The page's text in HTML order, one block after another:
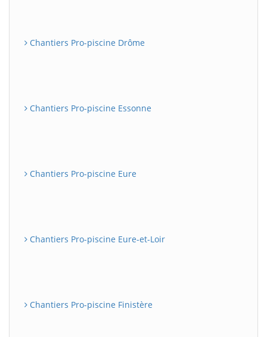
Chantiers Pro-piscine Drôme
Chantiers Pro-piscine Essonne
Chantiers Pro-piscine Eure
Chantiers Pro-piscine Eure-et-Loir
Chantiers Pro-piscine Finistère